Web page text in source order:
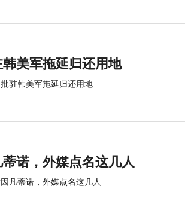
美军拖延归还用地
驻韩美军拖延归还用地
诺，外媒点名这几人
凡蒂诺，外媒点名这几人